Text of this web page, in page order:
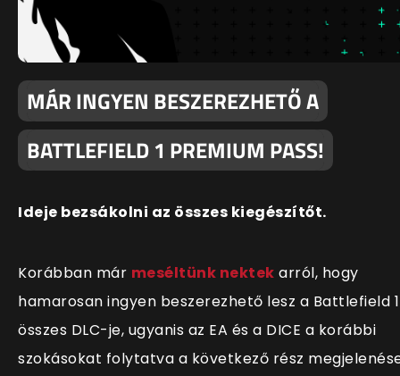
MÁR INGYEN BESZEREZHETŐ A
BATTLEFIELD 1 PREMIUM PASS!
Ideje bezsákolni az összes kiegészítőt.
Korábban már meséltünk nektek arról, hogy
hamarosan ingyen beszerezhető lesz a Battlefield 1
összes DLC-je, ugyanis az EA és a DICE a korábbi
szokásokat folytatva a következő rész